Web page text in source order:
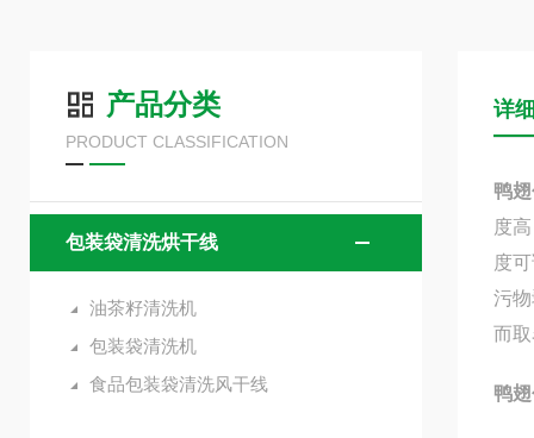
产品分类
PRODUCT CLASSIFICATION
包装袋清洗烘干线
油茶籽清洗机
包装袋清洗机
食品包装袋清洗风干线
详
鸭
度
度
污
而
鸭